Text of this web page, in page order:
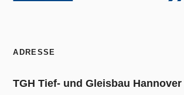
ADRESSE
TGH Tief- und Gleisbau Hannover